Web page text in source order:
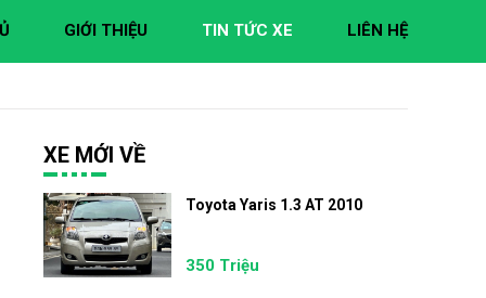
GIỚI THIỆU TIN TỨC XE LIÊN HỆ
XE MỚI VỀ
Toyota Yaris 1.3 AT 2010
350 Triệu